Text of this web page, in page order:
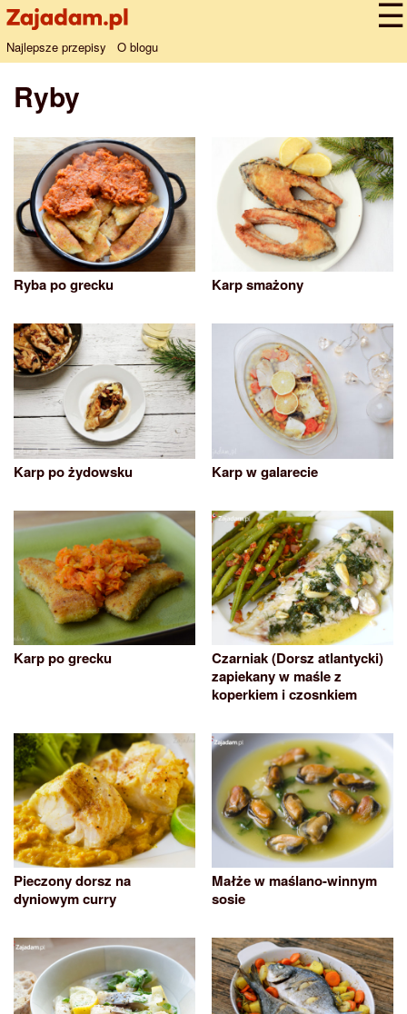
Najlepsze przepisy O blogu
Ryby
Ryba po grecku Karp smażony
Karp po żydowsku Karp w galarecie
Karp po grecku
Czarniak (Dorsz atlantycki)
zapiekany w maśle z
koperkiem i czosnkiem
Pieczony dorsz na
dyniowym curry
Małże w maślano-winnym
sosie